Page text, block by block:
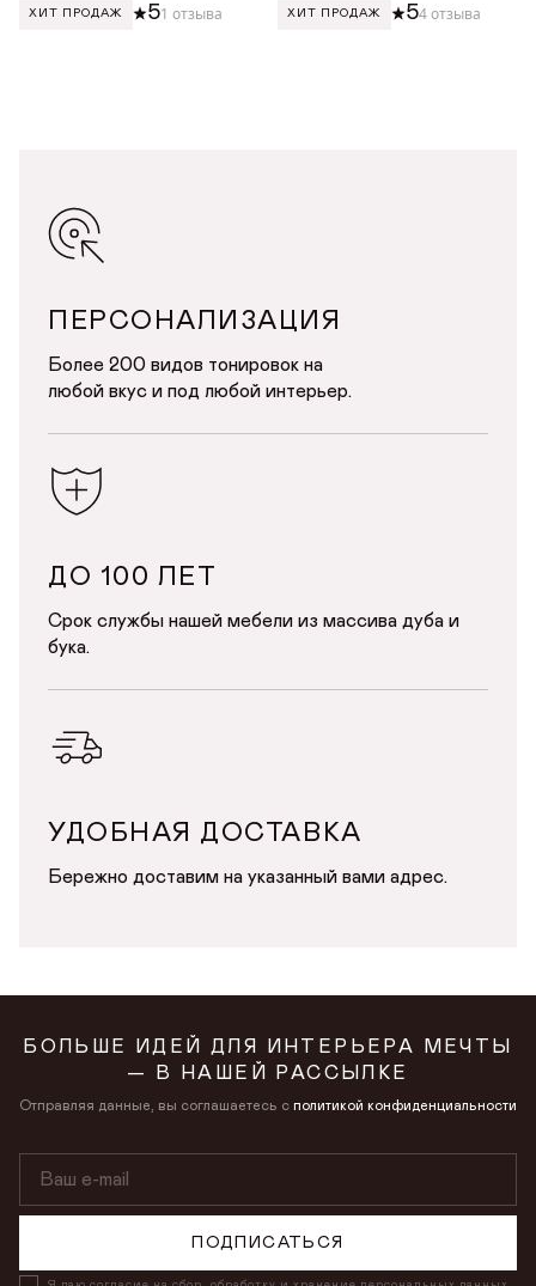
ХИТ ПРОДАЖ 51 отзыва ХИТ ПРОДАЖ 54 отзыва
ПЕРСОНАЛИЗАЦИЯ
Более 200 видов тонировок на
любой вкус и под любой интерьер.
ДО 100 ЛЕТ
Срок службы нашей мебели из массива дуба и
бука.
УДОБНАЯ ДОСТАВКА
Бережно доставим на указанный вами адрес.
БОЛЬШЕ ИДЕЙ ДЛЯ ИНТЕРЬЕРА МЕЧТЫ
— В НАШЕЙ РАССЫЛКЕ
Отправляя данные, вы соглашаетесь с политикой конфиденциальности
ПОДПИСАТЬСЯ
ОТПРАВИТЬ
Продолжая, вы даёте
персональных данных
Почта*
Предпочтительный способ связи*
Telegram WhatsApp
Имя
Телефон
Продолжая, вы даёте
персональных данных